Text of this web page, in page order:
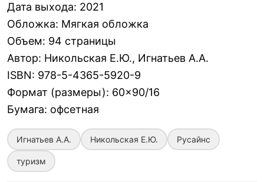
Дата выхода: 2021
Обложка: Мягкая обложка
Объем: 94 страницы
Автор: Никольская Е.Ю., Игнатьев А.А.
ISBN: 978-5-4365-5920-9
Формат (размеры): 60×90/16
Бумага: офсетная
Игнатьев А.А. Никольская Е.Ю. Русайнс
туризм